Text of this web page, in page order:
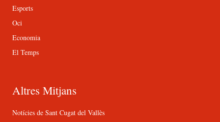
Esports
Oci
Economia
El Temps
Altres Mitjans
Notícies de Sant Cugat del Vallès